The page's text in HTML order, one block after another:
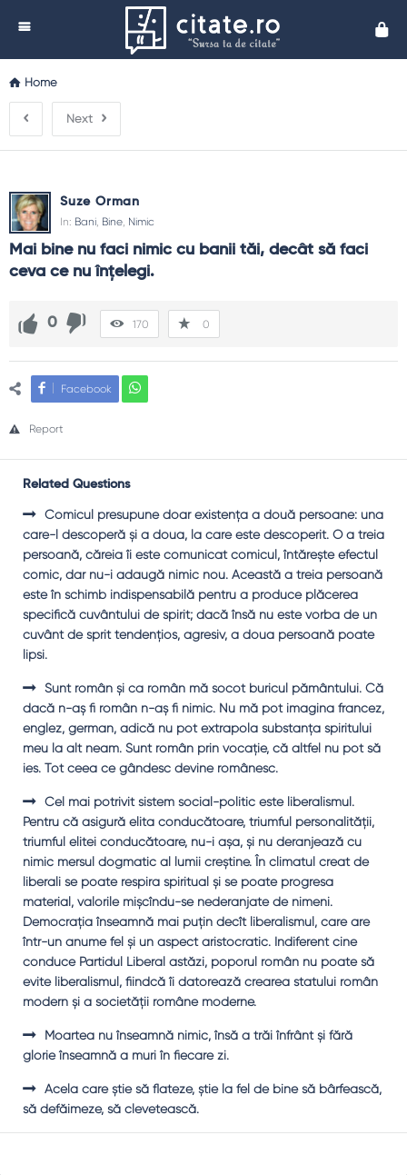
Home
Next
Suze Orman
In: Bani, Bine, Nimic
Mai bine nu faci nimic cu banii tăi, decât să faci
ceva ce nu înţelegi.
0 170 0
Facebook
Report
Related Questions
Comicul presupune doar existenţa a două persoane: una
care-l descoperă şi a doua, la care este descoperit. O a treia
persoană, căreia îi este comunicat comicul, întăreşte efectul
comic, dar nu-i adaugă nimic nou. Această a treia persoană
este în schimb indispensabilă pentru a produce plăcerea
specifică cuvântului de spirit; dacă însă nu este vorba de un
cuvânt de sprit tendenţios, agresiv, a doua persoană poate
lipsi.
Sunt român şi ca român mă socot buricul pământului. Că
dacă n-aş fi român n-aş fi nimic. Nu mă pot imagina francez,
englez, german, adică nu pot extrapola substanţa spiritului
meu la alt neam. Sunt român prin vocaţie, că altfel nu pot să
ies. Tot ceea ce gândesc devine românesc.
Cel mai potrivit sistem social-politic este liberalismul.
Pentru că asigură elita conducătoare, triumful personalităţii,
triumful elitei conducătoare, nu-i aşa, şi nu deranjează cu
nimic mersul dogmatic al lumii creştine. În climatul creat de
liberali se poate respira spiritual şi se poate progresa
material, valorile mişcîndu-se nederanjate de nimeni.
Democraţia înseamnă mai puţin decît liberalismul, care are
într-un anume fel şi un aspect aristocratic. Indiferent cine
conduce Partidul Liberal astăzi, poporul român nu poate să
evite liberalismul, fiindcă îi datorează crearea statului român
modern şi a societăţii române moderne.
Moartea nu înseamnă nimic, însă a trăi înfrânt şi fără
glorie înseamnă a muri în fiecare zi.
Acela care ştie să flateze, ştie la fel de bine să bârfească,
să defăimeze, să clevetească.